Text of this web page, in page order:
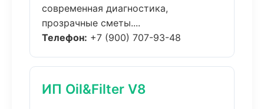
современная диагностика,
прозрачные сметы....
Телефон: +7 (900) 707-93-48
ИП Oil&Filter V8